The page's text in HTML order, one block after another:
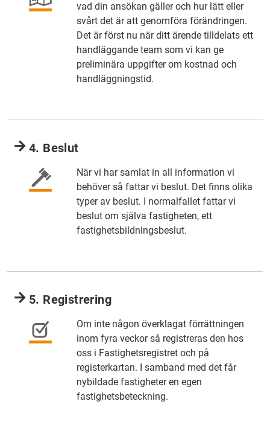
vad din ansökan gäller och hur lätt eller
svårt det är att genomföra förändringen.
Det är först nu när ditt ärende tilldelats ett
handläggande team som vi kan ge
preliminära uppgifter om kostnad och
handläggningstid.
4. Beslut
När vi har samlat in all information vi
behöver så fattar vi beslut. Det finns olika
typer av beslut. I normalfallet fattar vi
beslut om själva fastigheten, ett
fastighetsbildningsbeslut.
5. Registrering
Om inte någon överklagat förrättningen
inom fyra veckor så registreras den hos
oss i Fastighetsregistret och på
registerkartan. I samband med det får
nybildade fastigheter en egen
fastighetsbeteckning.